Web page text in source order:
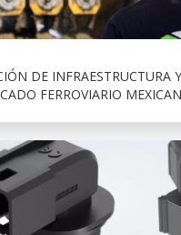
DE INFRAESTRUCTURA
FERROVIARIO